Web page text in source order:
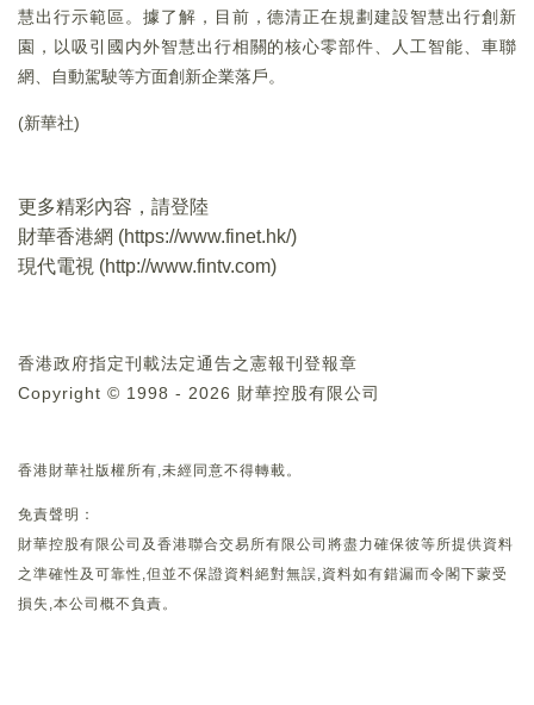
慧出行示範區。據了解，目前，德清正在規劃建設智慧出行創新
園，以吸引國内外智慧出行相關的核心零部件、人工智能、車聯
網、自動駕駛等方面創新企業落戶。
(新華社)
更多精彩內容，請登陸
財華香港網 (https://www.finet.hk/)
現代電視 (http://www.fintv.com)
香港政府指定刊載法定通告之憲報刊登報章
Copyright © 1998 - 2026 財華控股有限公司
香港財華社版權所有,未經同意不得轉載。
免責聲明：
財華控股有限公司及香港聯合交易所有限公司將盡力確保彼等所提供資料
之準確性及可靠性,但並不保證資料絕對無誤,資料如有錯漏而令閣下蒙受
損失,本公司概不負責。